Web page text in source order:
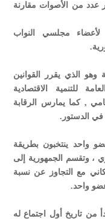
عدد من الأصوات مقارنة
لأعضاء مجلسي النواب
الذي يقرر القوانين
للتنمية الاقتصادية
, كما يمارس الرقابة
في الدستور.
واحد ينتخبون بطريقة
، وتقسم الجمهورية إلى
مع التجاوز عن نسبة
تاريخ أول اجتماع له